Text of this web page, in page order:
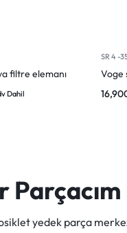
filtre elemanı
Dahil
SR 4 -
Voge
Parçacım
yedek parça